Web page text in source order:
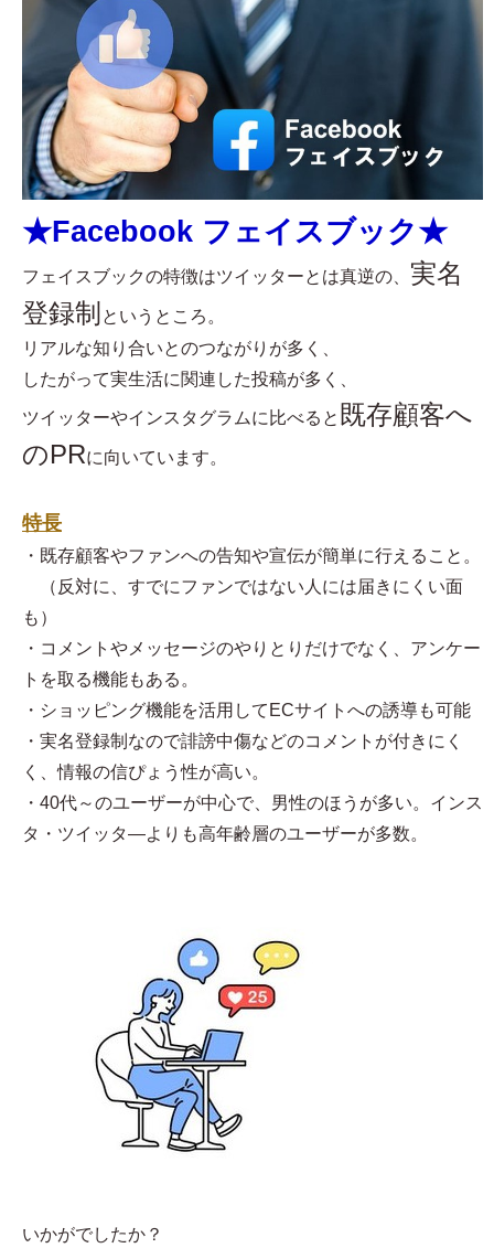
★Facebook フェイスブック★
フェイスブックの特徴はツイッターとは真逆の、 実名
登録制 というところ。
リアルな知り合いとのつながりが多く、
したがって実生活に関連した投稿が多く、
ツイッターやインスタグラムに比べると 既存顧客へ
のPRに向いています。
特長
・既存顧客やファンへの告知や宣伝が簡単に行えること。
（反対に、すでにファンではない人には届きにくい面
も）
・コメントやメッセージのやりとりだけでなく、アンケー
トを取る機能もある。
・ショッピング機能を活用してECサイトへの誘導も可能
・実名登録制なので誹謗中傷などのコメントが付きにく
く、情報の信ぴょう性が高い。
・40代～のユーザーが中心で、男性のほうが多い。インス
タ・ツイッタ―よりも高年齢層のユーザーが多数。
いかがでしたか？